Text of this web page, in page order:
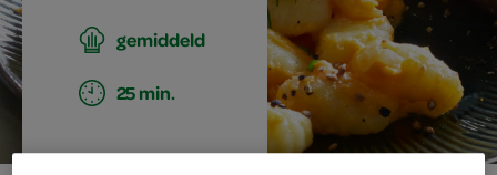
gemiddeld
25 min.